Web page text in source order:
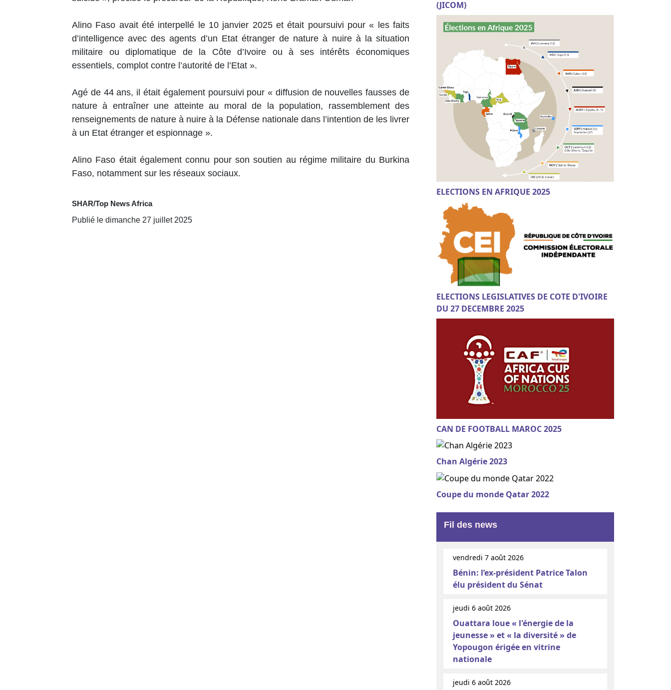
Alino Faso avait été interpellé le 10 janvier 2025 et était poursuivi pour « les faits
d’intelligence avec des agents d’un Etat étranger de nature à nuire à la situation
militaire ou diplomatique de la Côte d’Ivoire ou à ses intérêts économiques
essentiels, complot contre l’autorité de l’Etat ».
Agé de 44 ans, il était également poursuivi pour « diffusion de nouvelles fausses de
nature à entraîner une atteinte au moral de la population, rassemblement des
renseignements de nature à nuire à la Défense nationale dans l’intention de les livrer
à un Etat étranger et espionnage ».
Alino Faso était également connu pour son soutien au régime militaire du Burkina
Faso, notamment sur les réseaux sociaux.
SHAR/Top News Africa
Publié le dimanche 27 juillet 2025
(JICOM)
ELECTIONS EN AFRIQUE 2025
ELECTIONS LEGISLATIVES DE COTE D'IVOIRE
DU 27 DECEMBRE 2025
CAN DE FOOTBALL MAROC 2025
Chan Algérie 2023
Coupe du monde Qatar 2022
Fil des news
vendredi 7 août 2026
Bénin: l’ex-président Patrice Talon
élu président du Sénat
jeudi 6 août 2026
Ouattara loue « l'énergie de la
jeunesse » et « la diversité » de
Yopougon érigée en vitrine
nationale
jeudi 6 août 2026